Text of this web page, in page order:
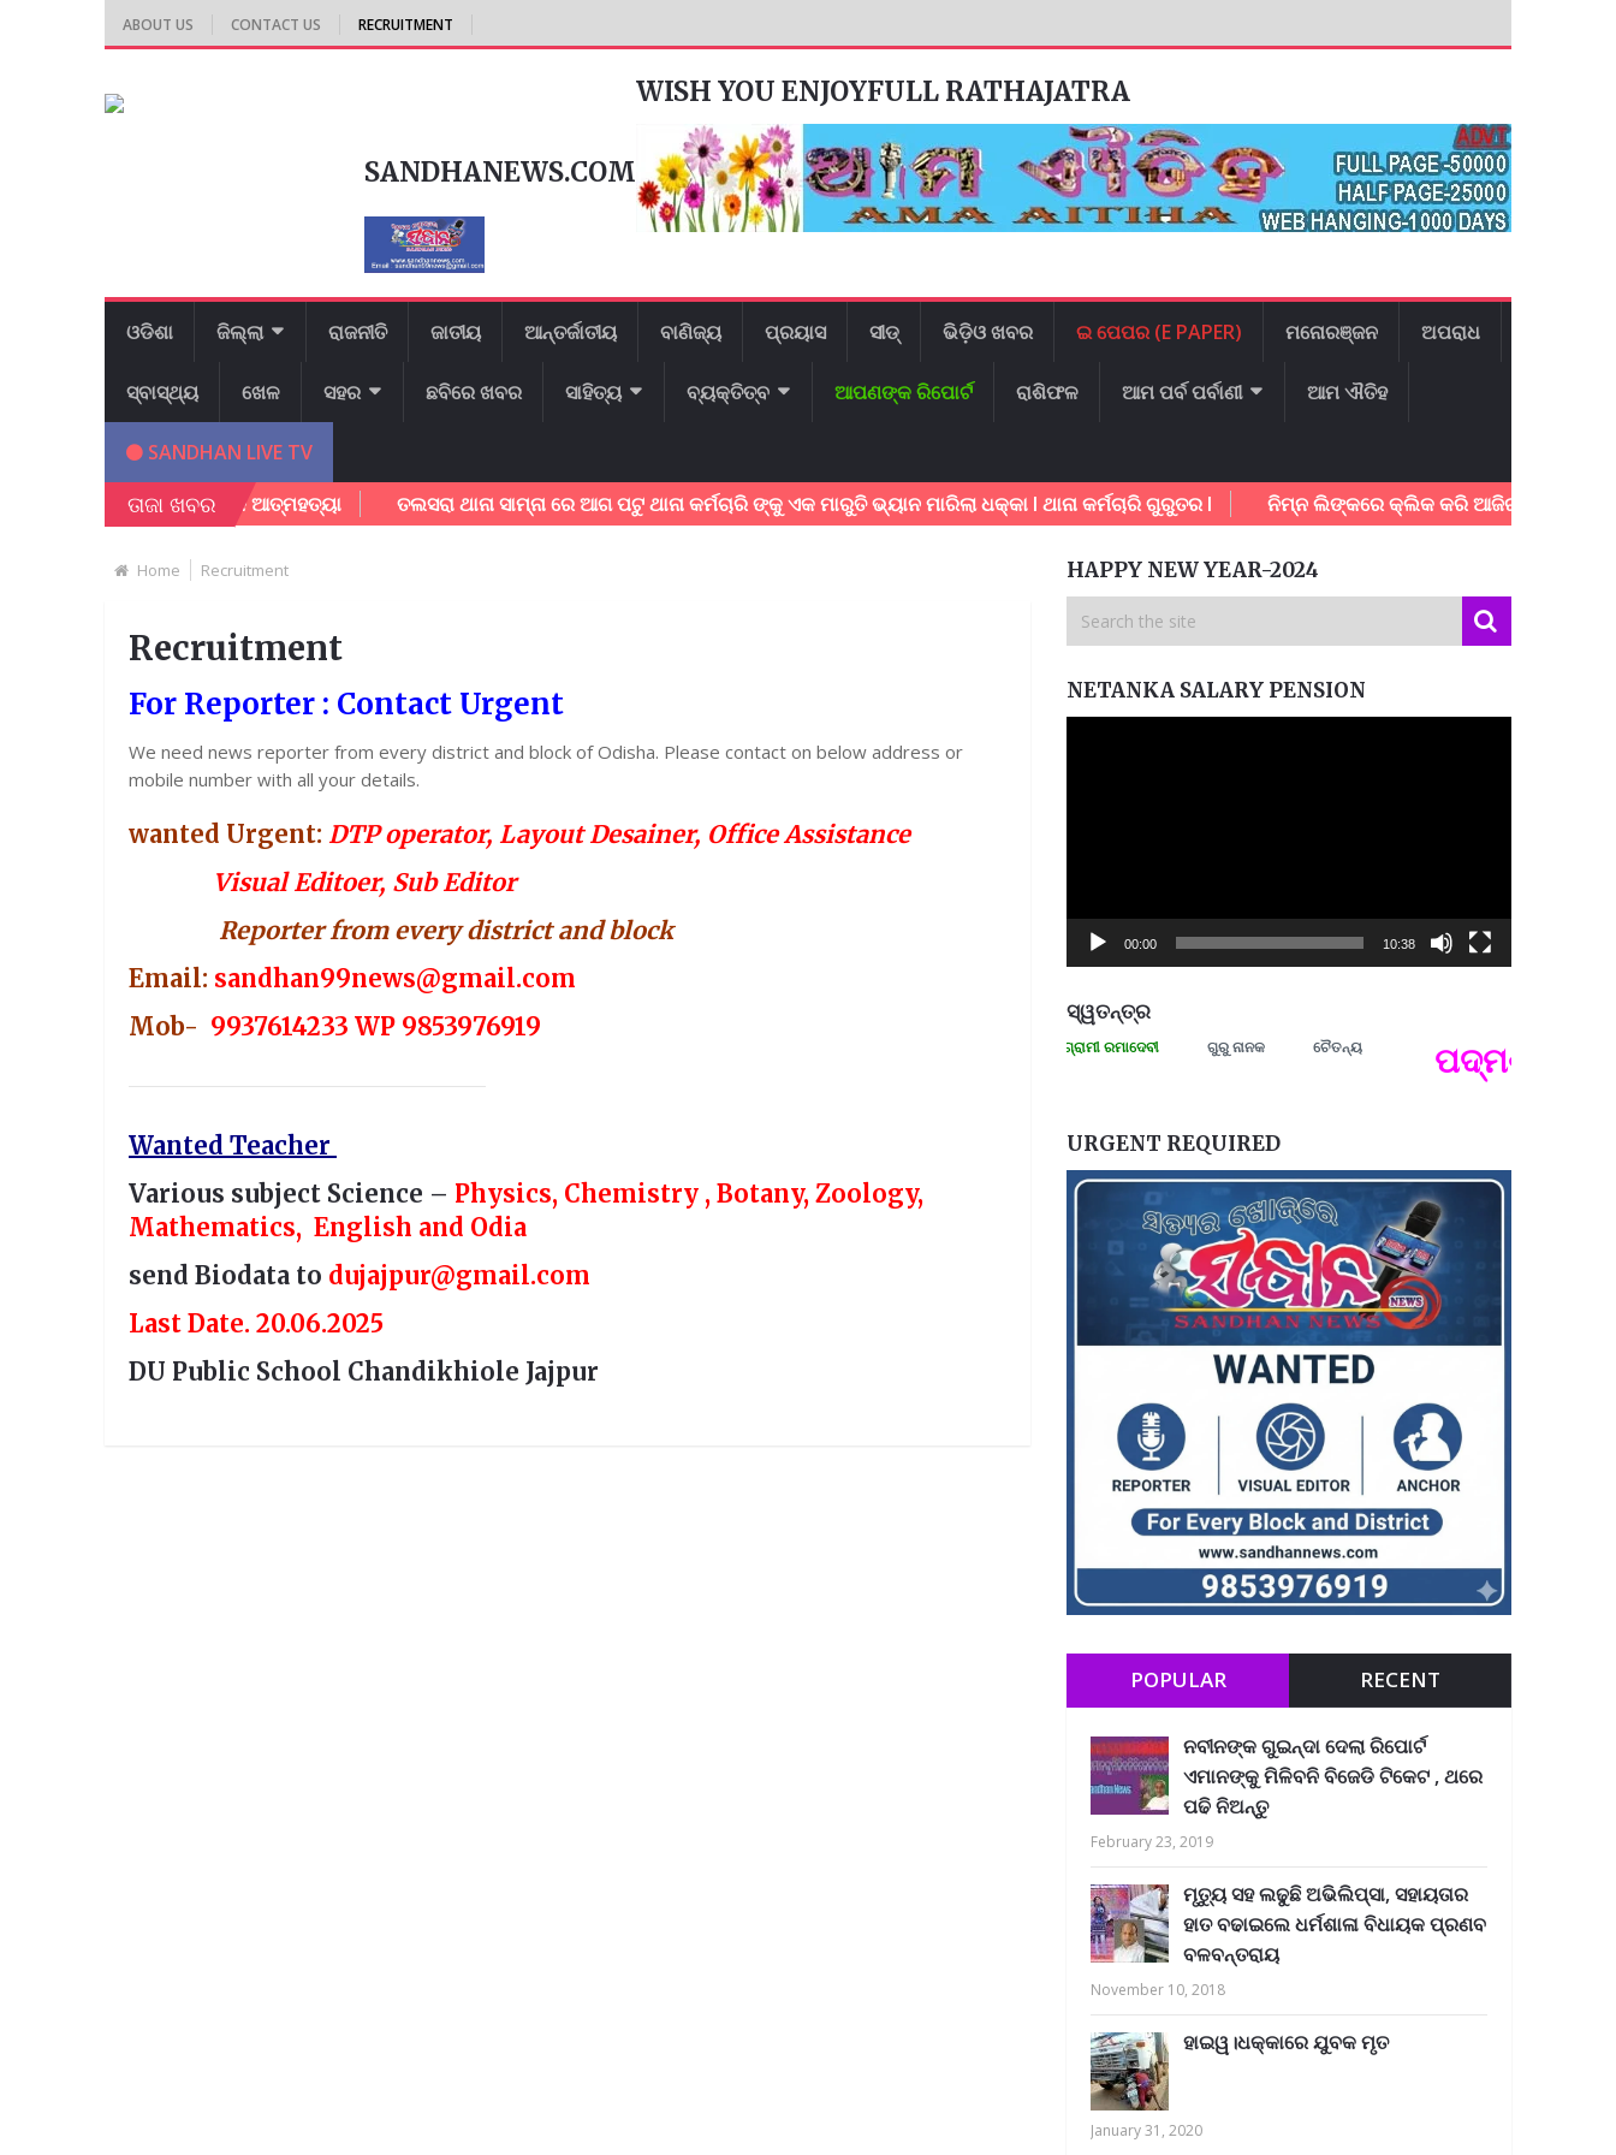
ABOUT US CONTACT US RECRUITMENT
WISH YOU ENJOYFULL RATHAJATRA
SANDHANEWS.COM
ଓଡିଶା ଜିଲ୍ଲା ରାଜନୀତି ଜାତୀୟ ଆନ୍ତର୍ଜାତୀୟ ବାଣିଜ୍ୟ ପ୍ରୟାସ ସୀଡ୍ ଭିଡ଼ିଓ ଖବର ଇ ପେପର (E PAPER) ମନୋରଞ୍ଜନ ଅପରାଧ
ସ୍ବାସ୍ଥ୍ୟ ଖେଳ ସହର ଛବିରେ ଖବର ସାହିତ୍ୟ ବ୍ୟକ୍ତିତ୍ବ ଆପଣଙ୍କ ରିପୋର୍ଟ ରାଶିଫଳ ଆମ ପର୍ବ ପର୍ବାଣୀ ଆମ ଐତିହ
SANDHAN LIVE TV
ତାଜା ଖବର
ନୀବାସରେ ଛାତ୍ରୀ ଙ୍କ ଆତ୍ମହତ୍ୟା ତଲସରା ଥାନା ସାମ୍ନା ରେ ଆଗ ପଟୁ ଥାନା କର୍ମଚାରି ଙ୍କୁ ଏକ ମାରୁତି ଭ୍ୟାନ ମାରିଲା ଧକ୍କା l ଥାନା କର୍ମଚାରି ଗୁରୁତର l ନିମ୍ନ ଲିଙ୍କରେ କ୍ଲିକ କରି ଆଜିର ଇ – ପେପର ଡାଉନ
Home Recruitment
Recruitment
For Reporter : Contact Urgent
We need news reporter from every district and block of Odisha. Please contact on below address or
mobile number with all your details.
wanted Urgent: DTP operator, Layout Desainer, Office Assistance
Visual Editoer, Sub Editor
Reporter from every district and block
Email: sandhan99news@gmail.com
Mob- 9937614233 WP 9853976919
Wanted Teacher
Various subject Science – Physics, Chemistry , Botany, Zoology,
Mathematics, English and Odia
send Biodata to dujajpur@gmail.com
Last Date. 20.06.2025
DU Public School Chandikhiole Jajpur
HAPPY NEW YEAR-2024
NETANKA SALARY PENSION
00:00 10:38
ସ୍ୱତନ୍ତ୍ର
ମନେ ପଡନ୍ତି: ସ୍ୱାଧୀନତା ସଂଗ୍ରାମୀ ରମାଦେବୀ ଗୁରୁ ନାନକ ଚୈତନ୍ୟ ପଦ୍ମଶ୍ରୀ
URGENT REQUIRED
POPULAR RECENT
ନବୀନଙ୍କ ଗୁଇନ୍ଦା ଦେଲା ରିପୋର୍ଟ
ଏମାନଙ୍କୁ ମିଳିବନି ବିଜେଡି ଟିକେଟ , ଥରେ
ପଢି ନିଅନ୍ତୁ
February 23, 2019
ମୃତ୍ୟୁ ସହ ଲଢୁଛି ଅଭିଲିପ୍ସା, ସହାୟତାର
ହାତ ବଢାଇଲେ ଧର୍ମଶାଳା ବିଧାୟକ ପ୍ରଣବ
ବଳବନ୍ତରାୟ
November 10, 2018
ହାଇୱ।ଧକ୍କାରେ ଯୁବକ ମୃତ
January 31, 2020